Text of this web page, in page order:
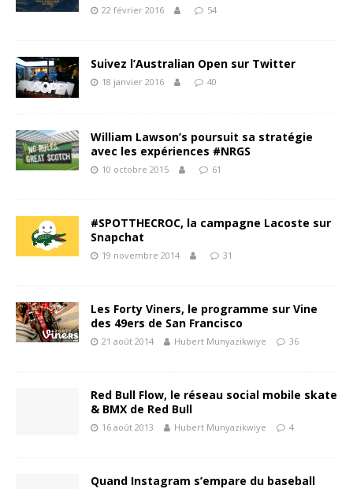
22 février 2016 54
Suivez l’Australian Open sur Twitter
18 janvier 2016 40
William Lawson’s poursuit sa stratégie
avec les expériences #NRGS
10 octobre 2015 61
#SPOTTHECROC, la campagne Lacoste sur
Snapchat
19 novembre 2014 31
Les Forty Viners, le programme sur Vine
des 49ers de San Francisco
21 août 2014 Hubert Munyazikwiye 36
Red Bull Flow, le réseau social mobile skate
& BMX de Red Bull
16 août 2013 Hubert Munyazikwiye 4
Quand Instagram s’empare du baseball